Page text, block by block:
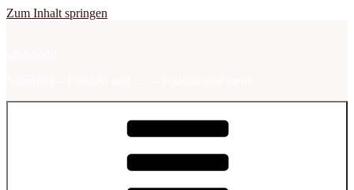
Zum Inhalt springen